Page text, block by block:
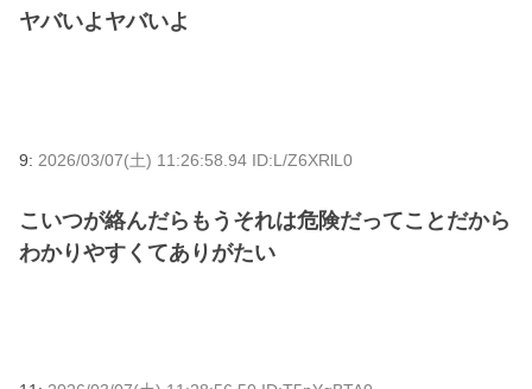
ヤバいよヤバいよ
9: 2026/03/07(土) 11:26:58.94 ID:L/Z6XRlL0
こいつが絡んだらもうそれは危険だってことだから
わかりやすくてありがたい